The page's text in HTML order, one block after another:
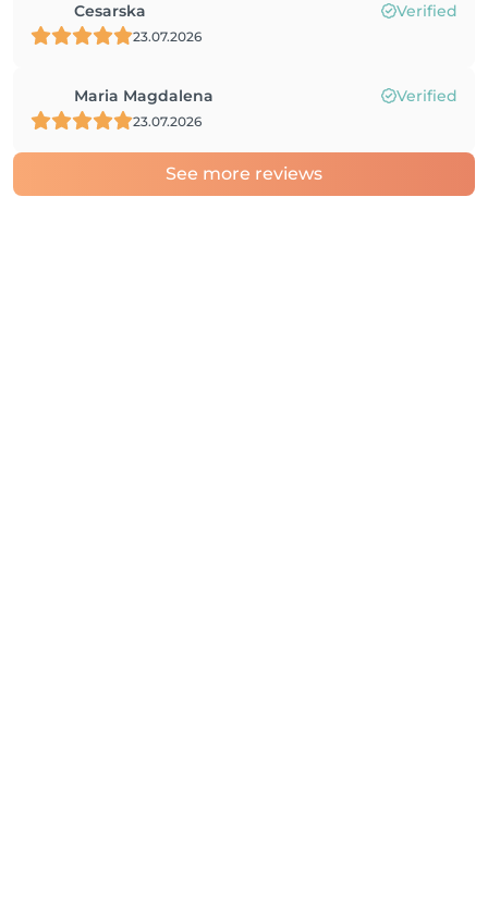
Cesarska Verified
23.07.2026
Maria Magdalena Verified
23.07.2026
See more reviews